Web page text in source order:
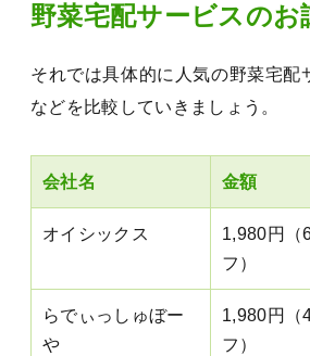
野菜宅配サービスの
それでは具体的に人気の野菜宅
などを比較していきましょう。
会社名 金額
オイシックス
1,980円（
フ）
らでぃっしゅぼー
や
1,980円（
フ）